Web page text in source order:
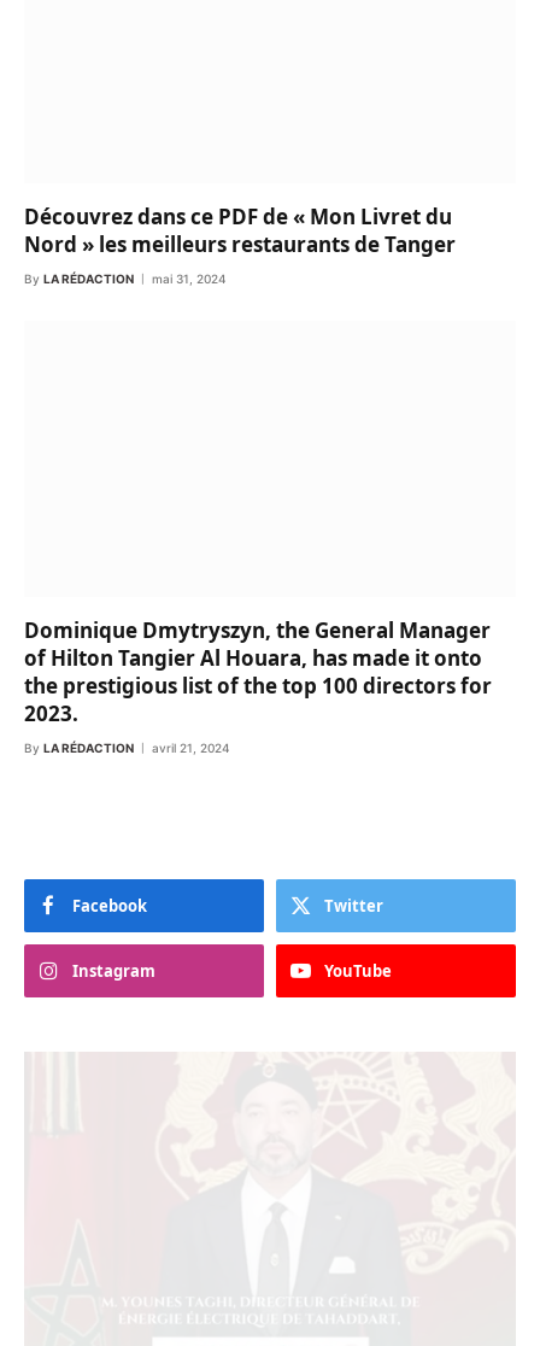
Découvrez dans ce PDF de « Mon Livret du
Nord » les meilleurs restaurants de Tanger
By LA RÉDACTION mai 31, 2024
Dominique Dmytryszyn, the General Manager
of Hilton Tangier Al Houara, has made it onto
the prestigious list of the top 100 directors for
2023.
By LA RÉDACTION avril 21, 2024
Facebook Twitter
Instagram YouTube